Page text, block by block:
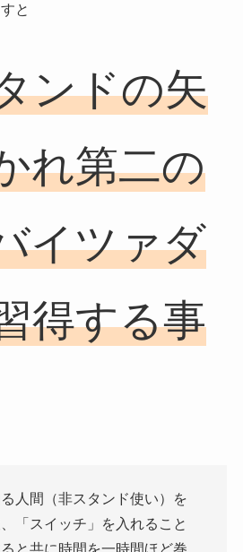
と
ンドの矢
れ第二の
イツァダ
得する事
人間（非スタンド使い）を
「スイッチ」を入れること
と共に時間を一時間ほど巻